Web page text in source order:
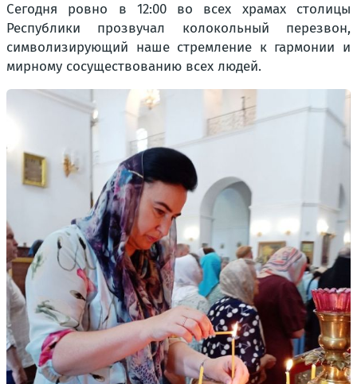
Сегодня ровно в 12:00 во всех храмах столицы
Республики прозвучал колокольный перезвон,
символизирующий наше стремление к гармонии и
мирному сосуществованию всех людей.